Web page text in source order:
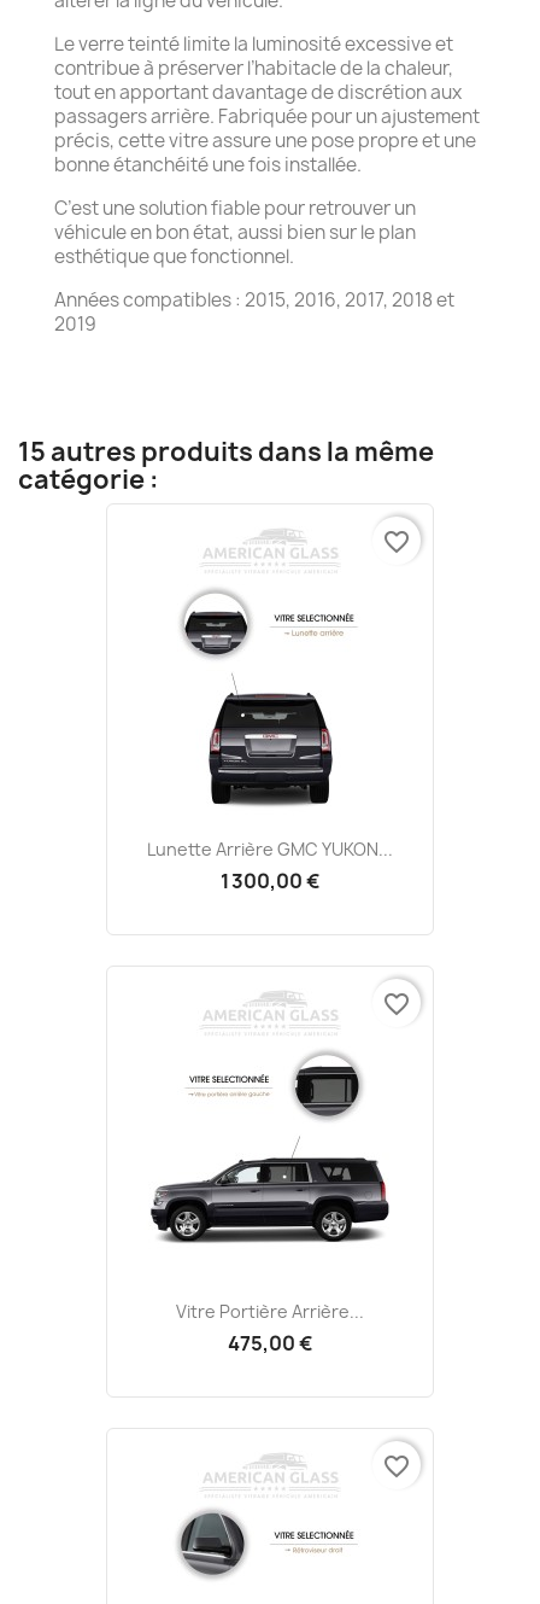
Le verre teinté limite la luminosité excessive et
contribue à préserver l’habitacle de la chaleur,
tout en apportant davantage de discrétion aux
passagers arrière. Fabriquée pour un ajustement
précis, cette vitre assure une pose propre et une
bonne étanchéité une fois installée.
C’est une solution fiable pour retrouver un
véhicule en bon état, aussi bien sur le plan
esthétique que fonctionnel.
Années compatibles : 2015, 2016, 2017, 2018 et
2019
15 autres produits dans la même
catégorie :
Lunette Arrière GMC YUKON...
1 300,00 €
favorite_border
Vitre Portière Arrière...
475,00 €
favorite_border
favorite_border